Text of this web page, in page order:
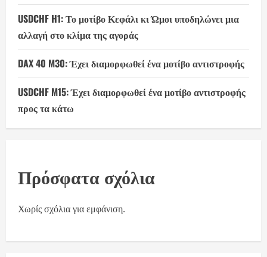
USDCHF H1: Το μοτίβο Κεφάλι κι Ώμοι υποδηλώνει μια
αλλαγή στο κλίμα της αγοράς
DAX 40 M30: Έχει διαμορφωθεί ένα μοτίβο αντιστροφής
USDCHF M15: Έχει διαμορφωθεί ένα μοτίβο αντιστροφής
προς τα κάτω
Πρόσφατα σχόλια
Χωρίς σχόλια για εμφάνιση.